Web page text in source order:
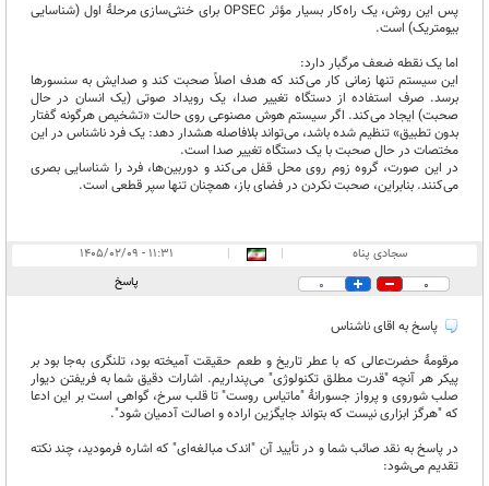
پس این روش، یک راه‌کار بسیار مؤثر OPSEC برای خنثی‌سازی مرحلۀ اول (شناسایی
بیومتریک) است.
اما یک نقطه ضعف مرگبار دارد:
این سیستم تنها زمانی کار می‌کند که هدف اصلاً صحبت کند و صدایش به سنسورها
برسد. صرف استفاده از دستگاه تغییر صدا، یک رویداد صوتی (یک انسان در حال
صحبت) ایجاد می‌کند. اگر سیستم هوش مصنوعی روی حالت «تشخیص هرگونه گفتار
بدون تطبیق» تنظیم شده باشد، می‌تواند بلافاصله هشدار دهد: یک فرد ناشناس در این
مختصات در حال صحبت با یک دستگاه تغییر صدا است.
در این صورت، گروه زوم روی محل قفل می‌کند و دوربین‌ها، فرد را شناسایی بصری
می‌کنند. بنابراین، صحبت نکردن در فضای باز، همچنان تنها سپر قطعی است.
سجادی پناه |
|
۱۱:۳۱ - ۱۴۰۵/۰۲/۰۹
0
0 پاسخ
پاسخ به اقای ناشناس
مرقومهٔ حضرت‌عالی که با عطر تاریخ و طعم حقیقت آمیخته بود، تلنگری به‌جا بود بر
پیکر هر آنچه "قدرت مطلق تکنولوژی" می‌پنداریم. اشارات دقیق شما به فریفتن دیوار
صلب شوروی و پرواز جسورانهٔ "ماتیاس روست" تا قلب سرخ، گواهی است بر این ادعا
که "هرگز ابزاری نیست که بتواند جایگزین اراده و اصالت آدمیان شود".
در پاسخ به نقد صائب شما و در تأیید آن "اندک مبالغه‌ای" که اشاره فرمودید، چند نکته
تقدیم می‌شود: